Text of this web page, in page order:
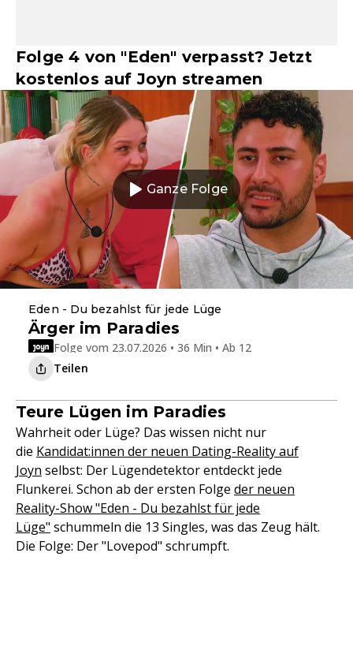
Folge 4 von "Eden" verpasst? Jetzt
kostenlos auf Joyn streamen
Ganze Folge
Eden - Du bezahlst für jede Lüge
Ärger im Paradies
Folge vom 23.07.2026 • 36 Min • Ab 12
Teilen
Teure Lügen im Paradies
Wahrheit oder Lüge? Das wissen nicht nur
die Kandidat:innen der neuen Dating-Reality auf
Joyn selbst: Der Lügendetektor entdeckt jede
Flunkerei. Schon ab der ersten Folge der neuen
Reality-Show "Eden - Du bezahlst für jede
Lüge" schummeln die 13 Singles, was das Zeug hält.
Die Folge: Der "Lovepod" schrumpft.